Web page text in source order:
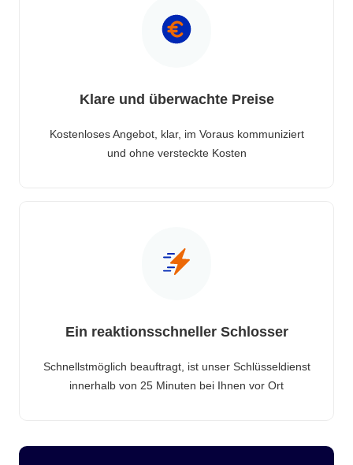
Klare und überwachte Preise
Kostenloses Angebot, klar, im Voraus kommuniziert
und ohne versteckte Kosten
Ein reaktionsschneller Schlosser
Schnellstmöglich beauftragt, ist unser Schlüsseldienst
innerhalb von 25 Minuten bei Ihnen vor Ort